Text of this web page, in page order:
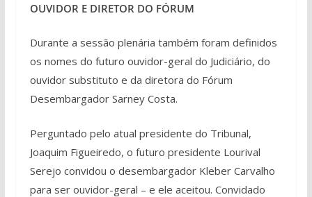
OUVIDOR E DIRETOR DO FÓRUM
Durante a sessão plenária também foram definidos
os nomes do futuro ouvidor-geral do Judiciário, do
ouvidor substituto e da diretora do Fórum
Desembargador Sarney Costa.
Perguntado pelo atual presidente do Tribunal,
Joaquim Figueiredo, o futuro presidente Lourival
Serejo convidou o desembargador Kleber Carvalho
para ser ouvidor-geral – e ele aceitou. Convidado